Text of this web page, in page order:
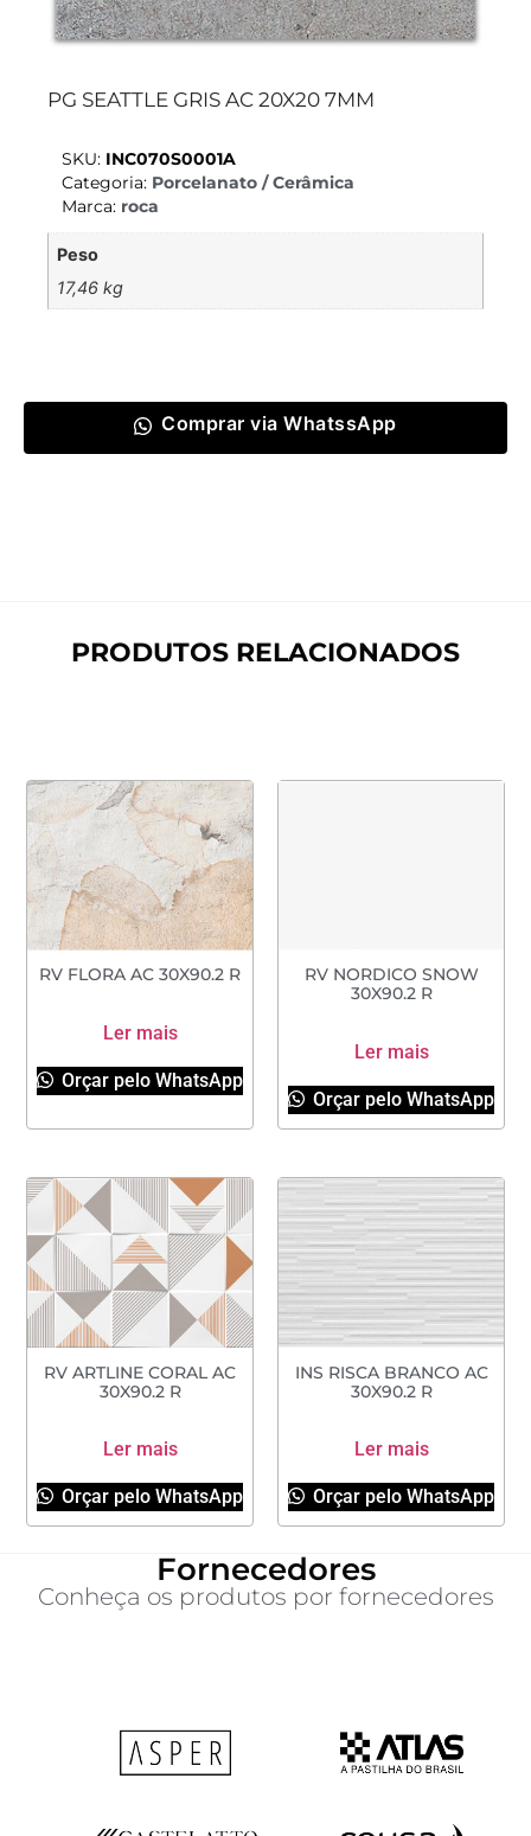
PG SEATTLE GRIS AC 20X20 7MM
SKU: INC070S0001A
Categoria: Porcelanato / Cerâmica
Marca: roca
Peso
17,46 kg
Comprar via WhatssApp
PRODUTOS RELACIONADOS
RV FLORA AC 30X90.2 R
Ler mais
Orçar pelo WhatsApp
RV NORDICO SNOW
30X90.2 R
Ler mais
Orçar pelo WhatsApp
RV ARTLINE CORAL AC
30X90.2 R
Ler mais
Orçar pelo WhatsApp
INS RISCA BRANCO AC
30X90.2 R
Ler mais
Orçar pelo WhatsApp
Fornecedores
Conheça os produtos por fornecedores